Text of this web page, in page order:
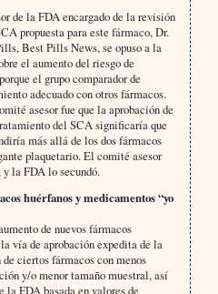
de la FDA encargado de la revisión
propuesta para este fármaco, Dr.
Best Pills News, se opuso a la
el aumento del riesgo de
el grupo comparador de
adecuado con otros fármacos.
asesor fue que la aprobación de
del SCA significaría que
más allá de los dos fármacos
plaquetario. El comité asesor
y la FDA lo secundó.
huérfanos y medicamentos “yo
de nuevos fármacos
vía de aprobación expedita de la
ciertos fármacos con menos
y/o menor tamaño muestral, así
la FDA basada en valores de